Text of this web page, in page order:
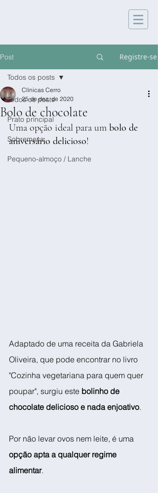
Post Registre-se
Todos os posts
Prato principal
Sobremesa
Pequeno-almoço / Lanche
Todos os posts
Bolo de chocolate
Clínicas Cerro
25 de dez. de 2020
Uma opção ideal para um bolo de
aniversário delicioso!
Adaptado de uma receita da Gabriela
Oliveira, que pode encontrar no livro
"Cozinha vegetariana para quem quer
poupar", surgiu este bolinho de
chocolate delicioso e nada enjoativo.
Por não levar ovos nem leite, é uma
opção apta a qualquer regime
alimentar.